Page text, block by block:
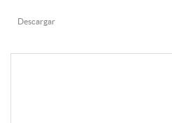
Descargar